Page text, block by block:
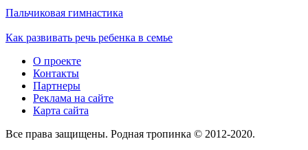
Пальчиковая гимнастика
Как развивать речь ребенка в семье
О проекте
Контакты
Партнеры
Реклама на сайте
Карта сайта
Все права защищены. Родная тропинка © 2012-2020.